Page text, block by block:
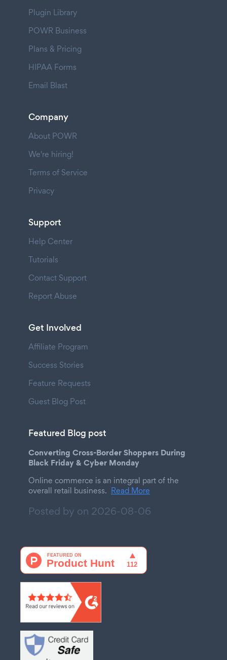
Plugin Library
POWR Business
Plans & Pricing
HIPAA Forms
Email Blast
Company
About POWR
We're hiring!
Terms of Service
Privacy
Support
Help Center
Tutorials
Contact Support
Report Abuse
Get Involved
Affiliate Program
Success Stories
Feature Requests
Guest Blog Post
Featured Blog post
Converting Cross-Border Shoppers During
Black Friday & Cyber Monday
Online commerce is an integral part of the
overall retail business. Read More
Posted by on 2026-08-06